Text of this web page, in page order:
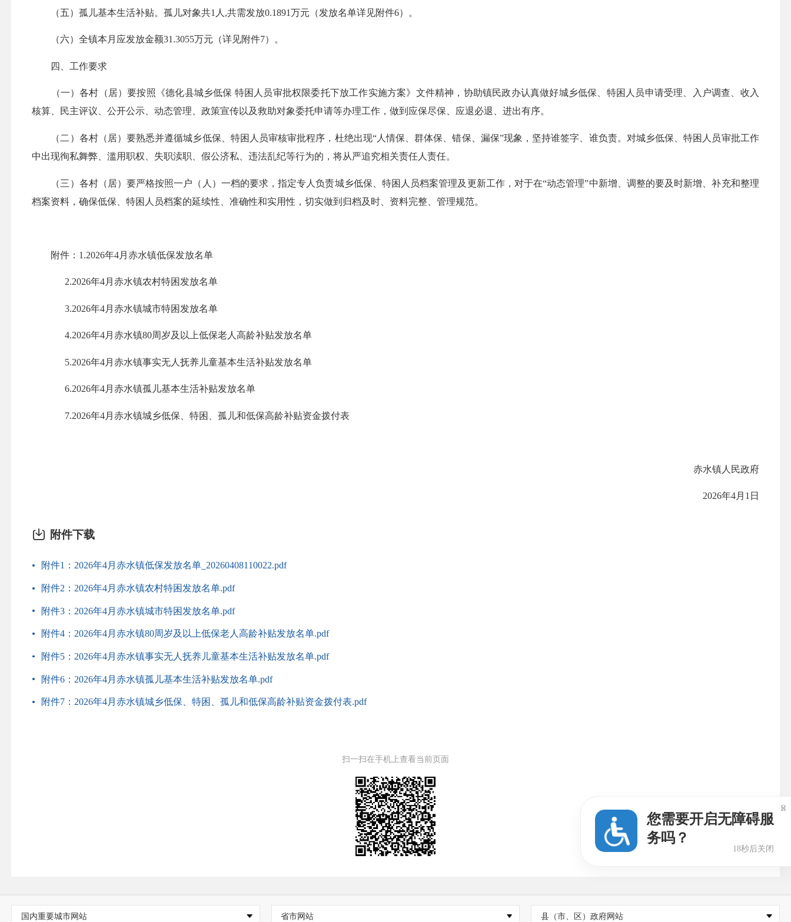
（五）孤儿基本生活补贴。孤儿对象共1人,共需发放0.1891万元（发放名单详见附件6）。
（六）全镇本月应发放金额31.3055万元（详见附件7）。
四、工作要求
（一）各村（居）要按照《德化县城乡低保 特困人员审批权限委托下放工作实施方案》文件精神，协助镇民政办认真做好城乡低保、特困人员申请受理、入户调查、收入
核算、民主评议、公开公示、动态管理、政策宣传以及救助对象委托申请等办理工作，做到应保尽保、应退必退、进出有序。
（二）各村（居）要熟悉并遵循城乡低保、特困人员审核审批程序，杜绝出现“人情保、群体保、错保、漏保”现象，坚持谁签字、谁负责。对城乡低保、特困人员审批工作
中出现徇私舞弊、滥用职权、失职渎职、假公济私、违法乱纪等行为的，将从严追究相关责任人责任。
（三）各村（居）要严格按照一户（人）一档的要求，指定专人负责城乡低保、特困人员档案管理及更新工作，对于在“动态管理”中新增、调整的要及时新增、补充和整理
档案资料，确保低保、特困人员档案的延续性、准确性和实用性，切实做到归档及时、资料完整、管理规范。
附件：1.2026年4月赤水镇低保发放名单
2.2026年4月赤水镇农村特困发放名单
3.2026年4月赤水镇城市特困发放名单
4.2026年4月赤水镇80周岁及以上低保老人高龄补贴发放名单
5.2026年4月赤水镇事实无人抚养儿童基本生活补贴发放名单
6.2026年4月赤水镇孤儿基本生活补贴发放名单
7.2026年4月赤水镇城乡低保、特困、孤儿和低保高龄补贴资金拨付表
赤水镇人民政府
2026年4月1日
附件下载
附件1：2026年4月赤水镇低保发放名单_20260408110022.pdf
附件2：2026年4月赤水镇农村特困发放名单.pdf
附件3：2026年4月赤水镇城市特困发放名单.pdf
附件4：2026年4月赤水镇80周岁及以上低保老人高龄补贴发放名单.pdf
附件5：2026年4月赤水镇事实无人抚养儿童基本生活补贴发放名单.pdf
附件6：2026年4月赤水镇孤儿基本生活补贴发放名单.pdf
附件7：2026年4月赤水镇城乡低保、特困、孤儿和低保高龄补贴资金拨付表.pdf
扫一扫在手机上查看当前页面
国内重要城市网站 省市网站 县（市、区）政府网站
您需要开启无障碍服
务吗？
18秒后关闭
